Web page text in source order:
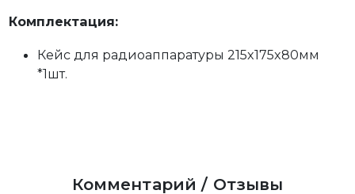
Комплектация:
Кейс для радиоаппаратуры 215x175x80мм
*1шт.
Комментарий / Отзывы